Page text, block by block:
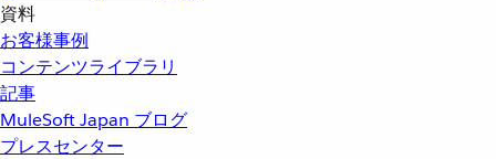
資料
お客様事例
コンテンツライブラリ
記事
MuleSoft Japan ブログ
プレスセンター